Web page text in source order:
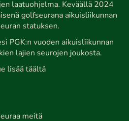
laatuohjelma. Keväällä 2024
golfseurana aikuisliikunnan
statuksen.
PGK:n vuoden aikuisliikunnan
lajien seurojen joukosta.
lisää täältä
meitä